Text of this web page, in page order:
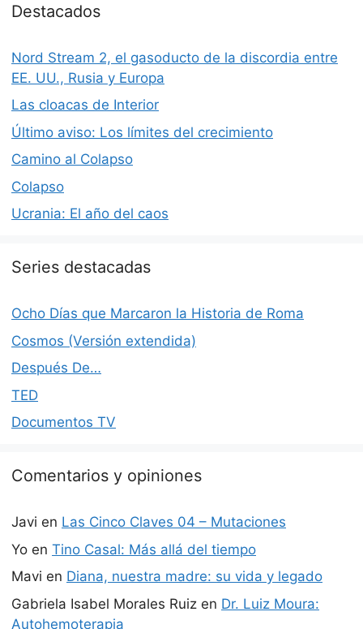
Destacados
Nord Stream 2, el gasoducto de la discordia entre
EE. UU., Rusia y Europa
Las cloacas de Interior
Último aviso: Los límites del crecimiento
Camino al Colapso
Colapso
Ucrania: El año del caos
Series destacadas
Ocho Días que Marcaron la Historia de Roma
Cosmos (Versión extendida)
Después De…
TED
Documentos TV
Comentarios y opiniones
Javi en Las Cinco Claves 04 – Mutaciones
Yo en Tino Casal: Más allá del tiempo
Mavi en Diana, nuestra madre: su vida y legado
Gabriela Isabel Morales Ruiz en Dr. Luiz Moura:
Autohemoterapia